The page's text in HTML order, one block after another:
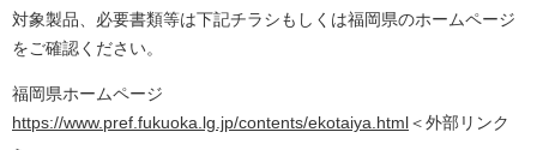
対象製品、必要書類等は下記チラシもしくは福岡県のホームページ
をご確認ください。
福岡県ホームページ
https://www.pref.fukuoka.lg.jp/contents/ekotaiya.html＜外部リンク